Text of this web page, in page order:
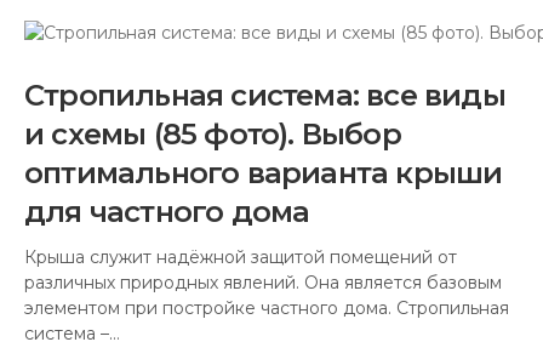
Стропильная система: все виды
и схемы (85 фото). Выбор
оптимального варианта крыши
для частного дома
Крыша служит надёжной защитой помещений от
различных природных явлений. Она является базовым
элементом при постройке частного дома. Стропильная
система –…